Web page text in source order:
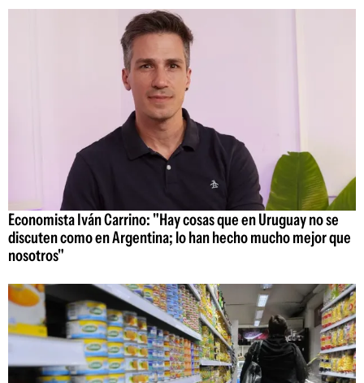
Economista Iván Carrino: "Hay cosas que en Uruguay no se
discuten como en Argentina; lo han hecho mucho mejor que
nosotros"